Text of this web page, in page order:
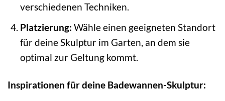
verschiedenen Techniken.
Platzierung: Wähle einen geeigneten Standort
für deine Skulptur im Garten, an dem sie
optimal zur Geltung kommt.
Inspirationen für deine Badewannen-Skulptur: